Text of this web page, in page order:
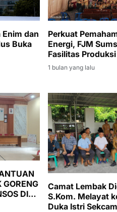
dan
Buka
Perkuat
Energi, FJM
Fasilitas
Muara Enim
1 bulan yang lalu
DI
Camat Lembak
S.Kom. Melayat
Duka Istri